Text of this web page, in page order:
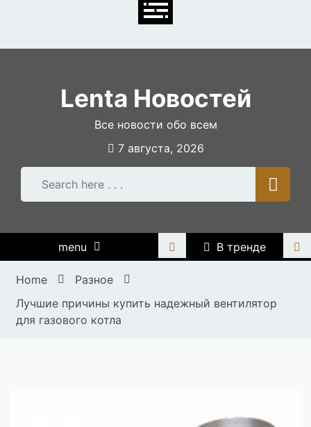
Lenta Новостей
Все новости обо всем
7 августа, 2026
menu В тренде
Home
Разное
Лучшие причины купить надежный вентилятор
для газового котла